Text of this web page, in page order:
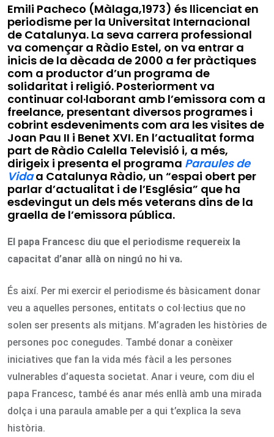
Emili Pacheco (Màlaga,1973) és llicenciat en
periodisme per la Universitat Internacional
de Catalunya. La seva carrera professional
va començar a Ràdio Estel, on va entrar a
inicis de la dècada de 2000 a fer pràctiques
com a productor d’un programa de
solidaritat i religió. Posteriorment va
continuar col·laborant amb l’emissora com a
freelance, presentant diversos programes i
cobrint esdeveniments com ara les visites de
Joan Pau II i Benet XVI. En l’actualitat forma
part de Ràdio Calella Televisió i, a més,
dirigeix i presenta el programa Paraules de
Vidaa Catalunya Ràdio, un “espai obert per
parlar d’actualitat i de l’Església” que ha
esdevingut un dels més veterans dins de la
graella de l’emissora pública.
El papa Francesc diu que el periodisme requereix la
capacitat d’anar allà on ningú no hi va.
És així. Per mi exercir el periodisme és bàsicament donar
veu a aquelles persones, entitats o col·lectius que no
solen ser presents als mitjans. M’agraden les històries de
persones poc conegudes. També donar a conèixer
iniciatives que fan la vida més fàcil a les persones
vulnerables d’aquesta societat. Anar i veure, com diu el
papa Francesc, també és anar més enllà amb una mirada
dolça i una paraula amable per a qui t’explica la seva
història.